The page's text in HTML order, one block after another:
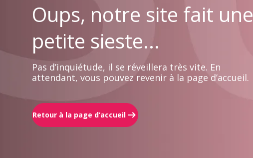
Oups, notre site fait une
petite sieste...
Pas d’inquiétude, il se réveillera très vite. En
attendant, vous pouvez revenir à la page d’accueil.
Retour à la page d’accueil